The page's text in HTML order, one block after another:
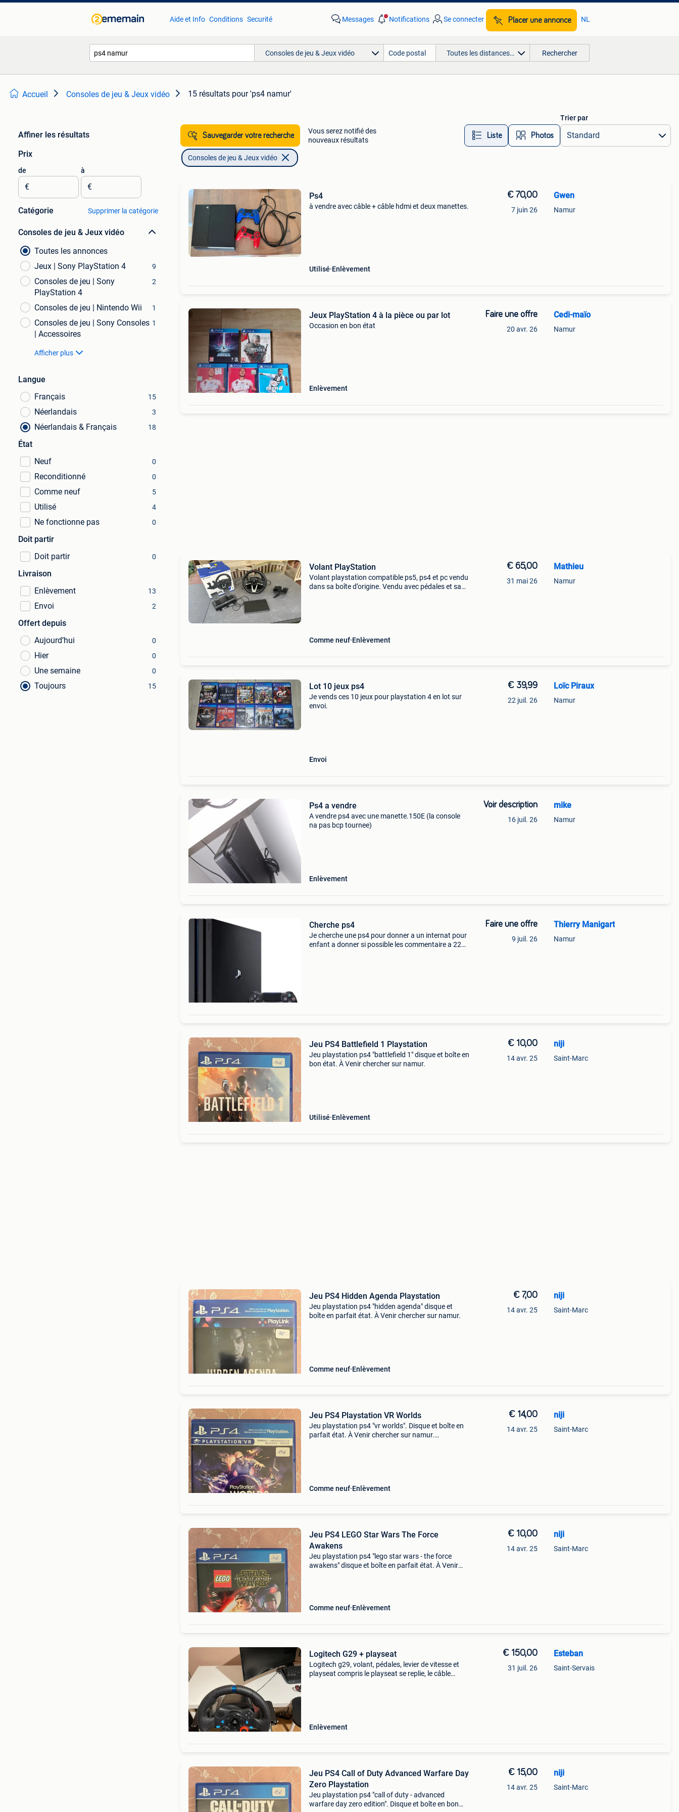
Aide et Info Conditions Securité Messages Notifications Se connecter Placer une annonce NL
Consoles de jeu & Jeux vidéo Toutes les distances… Rechercher
Accueil Consoles de jeu & Jeux vidéo 15 résultats pour 'ps4 namur'
Affiner les résultats
Prix
de
€
à
€
Catégorie Supprimer la catégorie
Consoles de jeu & Jeux vidéo
Toutes les annonces
Jeux | Sony PlayStation 4
9
Consoles de jeu | Sony
PlayStation 4
2
Consoles de jeu | Nintendo Wii 1
Consoles de jeu | Sony Consoles
| Accessoires
1
Afficher plus
Langue
Français
15
Néerlandais 3
Néerlandais & Français 18
État
Neuf
0
Reconditionné 0
Comme neuf 5
Utilisé 4
Ne fonctionne pas 0
Doit partir
Doit partir
0
Livraison
Enlèvement
13
Envoi 2
Offert depuis
Aujourd’hui
0
Hier 0
Une semaine 0
Toujours 15
Sauvegarder votre recherche
Vous serez notifié des
nouveaux résultats
Liste Photos
Trier par
Consoles de jeu & Jeux vidéo
Ps4
à vendre avec câble + câble hdmi et deux manettes.
Utilisé Enlèvement
€ 70,00
7 juin 26
Gwen
Namur
Jeux PlayStation 4 à la pièce ou par lot
Occasion en bon état
Enlèvement
Faire une offre
20 avr. 26
Cedi-maïo
Namur
Volant PlayStation
Volant playstation compatible ps5, ps4 et pc vendu
dans sa boîte d’origine. Vendu avec pédales et sa
Comme neuf Enlèvement
€ 65,00
31 mai 26
Mathieu
Namur
Lot 10 jeux ps4
Je vends ces 10 jeux pour playstation 4 en lot sur
envoi.
Envoi
€ 39,99
22 juil. 26
Loïc Piraux
Namur
Ps4 a vendre
A vendre ps4 avec une manette.150E (la console
na pas bcp tournee)
Enlèvement
Voir description
16 juil. 26
mike
Namur
Cherche ps4
Je cherche une ps4 pour donner a un internat pour
enfant a donner si possible les commentaire a 22
Faire une offre
9 juil. 26
Thierry Manigart
Namur
Jeu PS4 Battlefield 1 Playstation
Jeu playstation ps4 "battlefield 1" disque et boîte en
bon état. À Venir chercher sur namur.
Utilisé Enlèvement
€ 10,00
14 avr. 25
niji
Saint-Marc
Jeu PS4 Hidden Agenda Playstation
Jeu playstation ps4 "hidden agenda" disque et
boîte en parfait état. À Venir chercher sur namur.
Comme neuf Enlèvement
€ 7,00
14 avr. 25
niji
Saint-Marc
Jeu PS4 Playstation VR Worlds
Jeu playstation ps4 "vr worlds". Disque et boîte en
parfait état. À Venir chercher sur namur.
Comme neuf Enlèvement
€ 14,00
14 avr. 25
niji
Saint-Marc
Jeu PS4 LEGO Star Wars The Force
Awakens
Jeu playstation ps4 "lego star wars - the force
awakens" disque et boîte en parfait état. À Venir
Comme neuf Enlèvement
€ 10,00
14 avr. 25
niji
Saint-Marc
Logitech G29 + playseat
Logitech g29, volant, pédales, levier de vitesse et
playseat compris le playseat se replie, le câble
Enlèvement
€ 150,00
31 juil. 26
Esteban
Saint-Servais
Jeu PS4 Call of Duty Advanced Warfare Day
Zero Playstation
Jeu playstation ps4 "call of duty - advanced
warfare day zero edition". Disque et boîte en bon
€ 15,00
14 avr. 25
niji
Saint-Marc